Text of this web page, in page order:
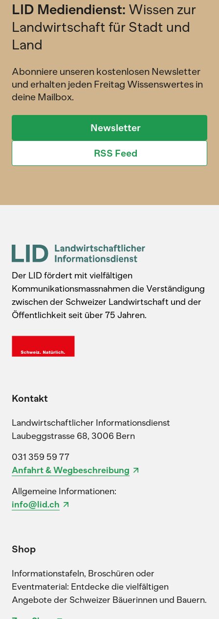
LID Mediendienst: Wissen zur
Landwirtschaft für Stadt und
Land
Abonniere unseren kostenlosen Newsletter
und erhalten jeden Freitag Wissenswertes in
deine Mailbox.
Newsletter
RSS Feed
Der LID fördert mit vielfältigen
Kommunikationsmassnahmen die Verständigung
zwischen der Schweizer Landwirtschaft und der
Öffentlichkeit seit über 75 Jahren.
Kontakt
Landwirtschaftlicher Informationsdienst
Laubeggstrasse 68, 3006 Bern
031 359 59 77
Anfahrt & Wegbeschreibung
Allgemeine Informationen:
info@lid.ch
Shop
Informationstafeln, Broschüren oder
Eventmaterial: Entdecke die vielfältigen
Angebote der Schweizer Bäuerinnen und Bauern.